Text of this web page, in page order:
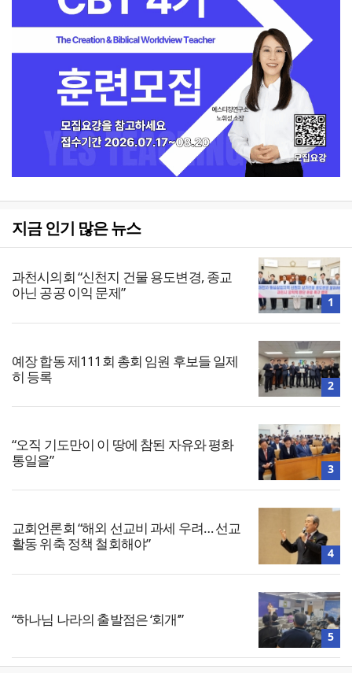
지금 인기 많은 뉴스
과천시의회 “신천지 건물 용도변경, 종교
아닌 공공 이익 문제”
1
예장 합동 제111회 총회 임원 후보들 일제
히 등록
2
“오직 기도만이 이 땅에 참된 자유와 평화
통일을”
3
교회언론회 “해외 선교비 과세 우려… 선교
활동 위축 정책 철회해야”
4
“하나님 나라의 출발점은 ‘회개’”
5